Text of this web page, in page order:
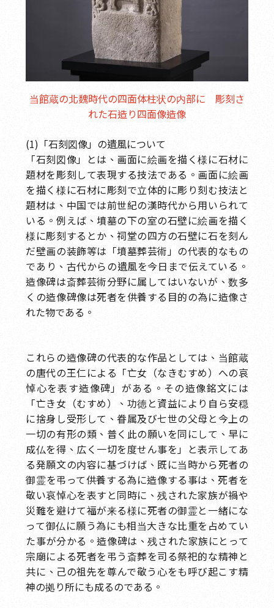
当館蔵の北魏時代の四面体柱状の内部に 彫刻さ
れた石造り四面像造像
(1)「石刻図像」の遺風について
「石刻図像」とは、画面に絵画を描く様に石材に
題材を彫刻して表現する技法である。画面に絵画
を描く様に石材に彫刻で立体的に彫り刻む技法と
題材は、中国では前世紀の漢時代から用いられて
いる。例えば、墳墓の下の室の石壁に絵画を描く
様に彫刻するとか、祠堂の四方の石壁に石を刻ん
だ壁画の装飾等は「墳墓葬芸術」の代表的なもの
であり、古代からの遺風を今日まで伝えている。
造像碑は斎葬芸術分野に属してはいないが、数多
くの造像碑像は死者を供養する目的の為に造像さ
れた物である。
これらの造像碑の代表的な作品としては、当館蔵
の唐代の王仁による「亡女（なきむすめ）への哀
悼心を表す造像碑」がある。その造像銘文には
「亡き女（むすめ）、功徳と資益により自ら安穏
に捨身し受形して、眷属及び七世の父母と今上の
一切の有形の類、普く此の願いを同にして、早に
成仏を得、広く一切を度せん事を」と表示してあ
る発願文の内容に基づけば、既に当時から死者の
御霊を弔って供養する為に造像する事は、死者を
敬い哀悼心を表すと同時に、残された家族が禍や
災難を避けて福が来る様に死者の御霊と一緒にな
って御仏に願う為にも相当大きな比重を占めてい
た事が分かる。造像碑は、残された家族にとって
宗廟による死者を弔う斎葬を司る祭祀的な精神と
共に、己の祖先を尊んで敬う心をも呼び起こす精
神の拠り所にも成るのである。